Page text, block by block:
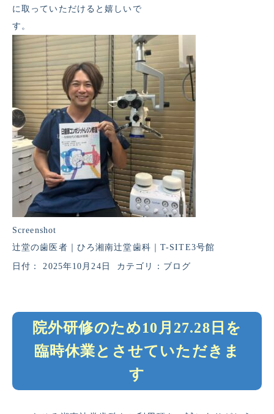
に取っていただけると嬉しいで
す。
Screenshot
辻堂の歯医者｜ひろ湘南辻堂歯科｜T-SITE3号館
日付： 2025年10月24日 カテゴリ： ブログ
院外研修のため10月27.28日を
臨時休業とさせていただきま
す